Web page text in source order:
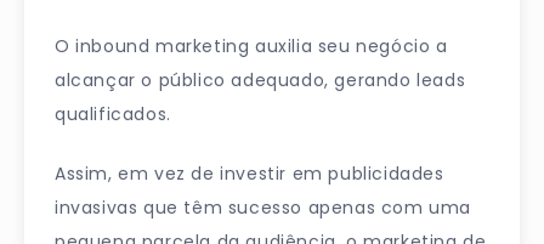
O inbound marketing auxilia seu negócio a
alcançar o público adequado, gerando leads
qualificados.
Assim, em vez de investir em publicidades
invasivas que têm sucesso apenas com uma